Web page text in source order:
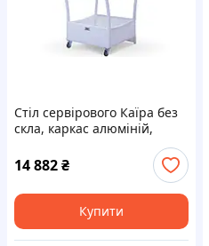
Стіл сервірового Каїра без
скла, каркас алюміній,
76x50x80 см (Terico ТМ)
14 882₴
Купити